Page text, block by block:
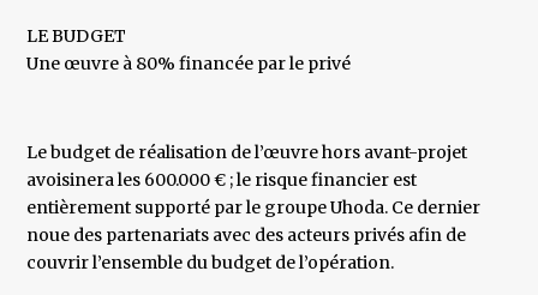
LE BUDGET
Une œuvre à 80% financée par le privé
Le budget de réalisation de l’œuvre hors avant-projet
avoisinera les 600.000 € ; le risque financier est
entièrement supporté par le groupe Uhoda. Ce dernier
noue des partenariats avec des acteurs privés afin de
couvrir l’ensemble du budget de l’opération.